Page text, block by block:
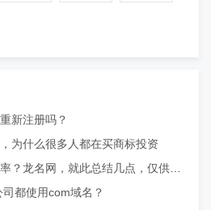
新注册吗？
为什么很多人都在买商标投资
？龙名网，就此总结几点，仅供参
都使用com域名？